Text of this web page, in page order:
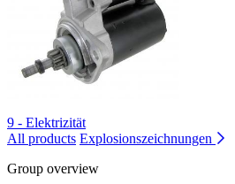
9 - Elektrizität
All products Explosionszeichnungen
Group overview